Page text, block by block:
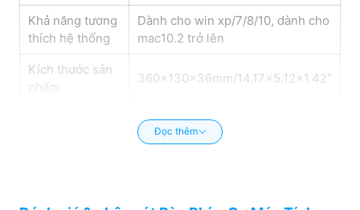
Khả năng tương
thích hệ thống
Dành cho win xp/7/8/10, dành cho
mac10.2 trở lên
Kích thước sản
phẩm
360x130x36mm/14.17x5.12x1.42"
Đọc thêm